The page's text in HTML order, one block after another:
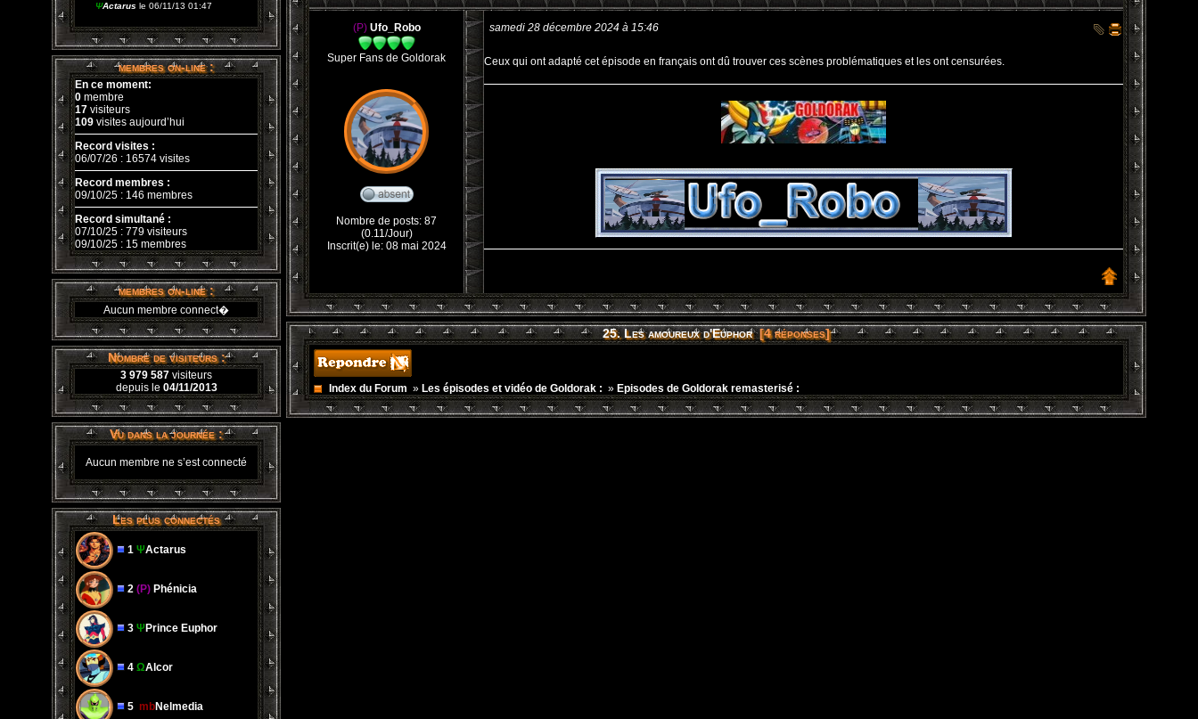
ΨActarus le 06/11/13 01:47
membres on-line :
En ce moment:
0 membre
17 visiteurs
109 visites aujourd’hui
Record visites :
06/07/26 : 16574 visites
Record membres :
09/10/25 : 146 membres
Record simultané :
07/10/25 : 779 visiteurs
09/10/25 : 15 membres
membres on-line :
Aucun membre connect�
Nombre de visiteurs :
3 979 587 visiteurs
depuis le 04/11/2013
Vu dans la journée :
Aucun membre ne s’est connecté
Les plus connectés
1 ΨActarus
2 (P) Phénicia
3 Ψ Prince Euphor
4 ΩAlcor
5 mbNelmedia
(P) Ufo_Robo
Super Fans de Goldorak
Nombre de posts: 87
(0.11/Jour)
Inscrit(e) le: 08 mai 2024
samedi 28 décembre 2024 à 15:46
Ceux qui ont adapté cet épisode en français ont dû trouver ces scènes problématiques et les ont censurées.
25. Les amoureux d'Euphor[4 réponses]
Index du Forum » Les épisodes et vidéo de Goldorak : » Episodes de Goldorak remasterisé :